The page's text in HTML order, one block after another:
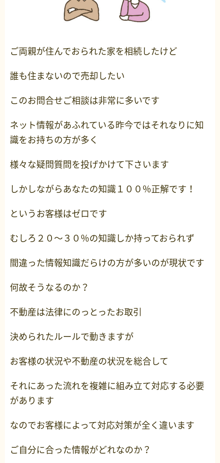
ご両親が住んでおられた家を相続したけど
誰も住まないので売却したい
このお問合せご相談は非常に多いです
ネット情報があふれている昨今ではそれなりに知
識をお持ちの方が多く
様々な疑問質問を投げかけて下さいます
しかしながらあなたの知識１００％正解です！
というお客様はゼロです
むしろ２０～３０％の知識しか持っておられず
間違った情報知識だらけの方が多いのが現状です
何故そうなるのか？
不動産は法律にのっとったお取引
決められたルールで動きますが
お客様の状況や不動産の状況を総合して
それにあった流れを複雑に組み立て対応する必要
があります
なのでお客様によって対応対策が全く違います
ご自分に合った情報がどれなのか？